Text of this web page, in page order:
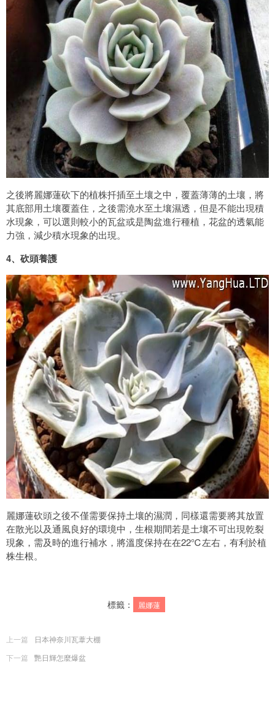
之後將麗娜蓮砍下的植株扦插至土壤之中，覆蓋薄薄的土壤，將
其底部用土壤覆蓋住，之後需澆水至土壤濕透，但是不能出現積
水現象，可以選則較小的瓦盆或是陶盆進行種植，花盆的透氣能
力強，減少積水現象的出現。
4、砍頭養護
麗娜蓮砍頭之後不僅需要保持土壤的濕潤，同樣還需要將其放置
在散光以及通風良好的環境中，生根期間若是土壤不可出現乾裂
現象，需及時的進行補水，將溫度保持在在22℃左右，有利於植
株生根。
標籤： 麗娜蓮
上一篇
日本神奈川瓦葦大棚
下一篇
艷日輝怎麼爆盆